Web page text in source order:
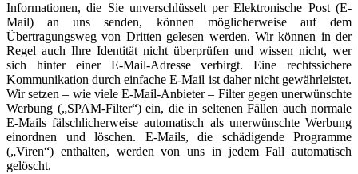
Informationen, die Sie unverschlüsselt per Elektronische Post (E-
Mail) an uns senden, können möglicherweise auf dem
Übertragungsweg von Dritten gelesen werden. Wir können in der
Regel auch Ihre Identität nicht überprüfen und wissen nicht, wer
sich hinter einer E-Mail-Adresse verbirgt. Eine rechtssichere
Kommunikation durch einfache E-Mail ist daher nicht gewährleistet.
Wir setzen – wie viele E-Mail-Anbieter – Filter gegen unerwünschte
Werbung („SPAM-Filter“) ein, die in seltenen Fällen auch normale
E-Mails fälschlicherweise automatisch als unerwünschte Werbung
einordnen und löschen. E-Mails, die schädigende Programme
(„Viren“) enthalten, werden von uns in jedem Fall automatisch
gelöscht.